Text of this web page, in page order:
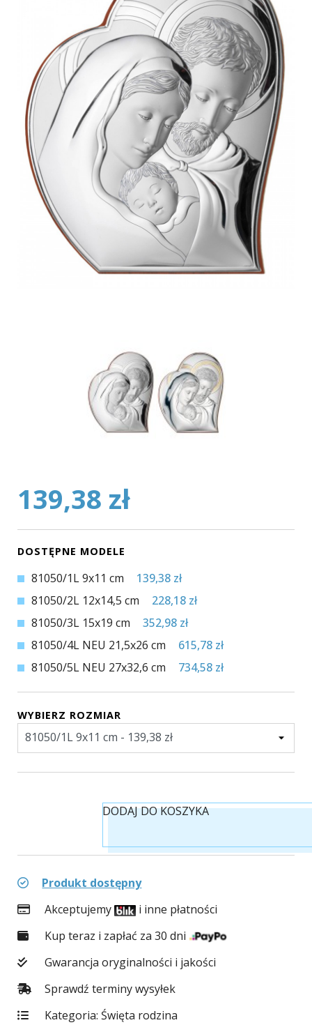
139,38 zł
DOSTĘPNE MODELE
81050/1L 9x11 cm
139,38 zł
81050/2L 12x14,5 cm
228,18 zł
81050/3L 15x19 cm
352,98 zł
81050/4L NEU 21,5x26 cm
615,78 zł
81050/5L NEU 27x32,6 cm
734,58 zł
WYBIERZ ROZMIAR
DODAJ DO KOSZYKA
Produkt dostępny
Akceptujemy
i inne płatności
Kup teraz i zapłać za 30 dni
Gwarancja oryginalności i jakości
Sprawdź terminy wysyłek
Kategoria:Święta rodzina